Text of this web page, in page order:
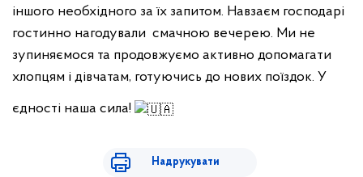
іншого необхідного за їх запитом. Навзаєм господарі
гостинно нагодували смачною вечерею. Ми не
зупиняємося та продовжуємо активно допомагати
хлопцям і дівчатам, готуючись до нових поїздок. У
єдності наша сила!
Надрукувати